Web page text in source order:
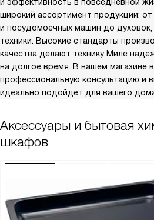
широкий ассортимент продукции:
и посудомоечных машин до
техники. Высокие стандарты
качества делают технику Миле
на долгое время. В нашем магазине
профессиональную консультацию и
идеально подойдет для вашего
Аксессуары и бытовая
шкафов